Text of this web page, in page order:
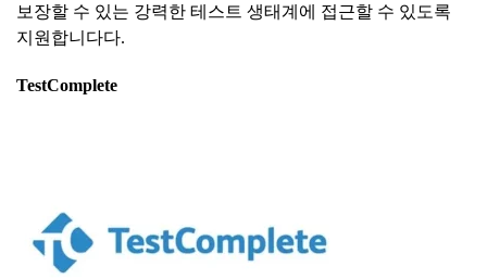
보장할 수 있는 강력한 테스트 생태계에 접근할 수 있도록
지원합니다다.
TestComplete